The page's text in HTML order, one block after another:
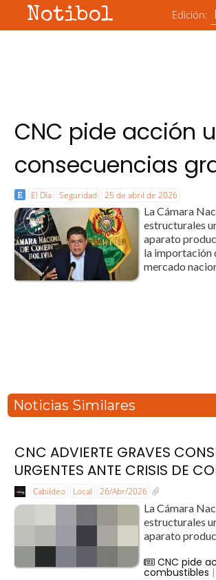
Notibol Edición:
CNC pide acción
consecuencias
El Día Seguridad 25 de abril de 2026
La Cámara
estructurales
aparato
la importación
mercado
Noticias Similares
CNC ADVIERTE GRAVES
URGENTES ANTE CRISIS DE
Cabildeo Local 26/Abr/2026
La Cámara
estructurales
aparato
CNC pide
combustibles